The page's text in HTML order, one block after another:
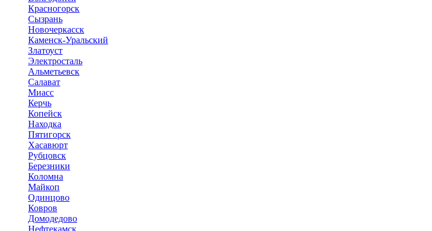
Красногорск
Сызрань
Новочеркасск
Каменск-Уральский
Златоуст
Электросталь
Альметьевск
Салават
Миасс
Керчь
Копейск
Находка
Пятигорск
Хасавюрт
Рубцовск
Березники
Коломна
Майкоп
Одинцово
Ковров
Домодедово
Нефтекамск